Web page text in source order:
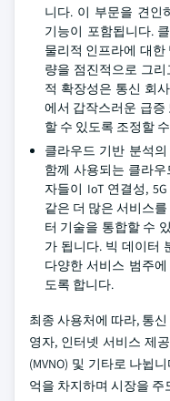
니다. 이 부문을 견인
기능이 포함됩니다.
물리적 인프라에 대
량을 점진적으로 그
적 확장성은 통신 회
에서 갑작스러운 급증
할 수 있도록 조정할
클라우드 기반 분석
함께 사용되는 클라
자들이 IoT 연결성,
같은 더 많은 서비스
터 기술을 통합할 수
가 됩니다. 빅 데이터
다양한 서비스 범주
도록 합니다.
최종 사용처에 따라, 통
영자, 인터넷 서비스 제
(MVNO) 및 기타로 나뉩
억을 차지하며 시장을 주